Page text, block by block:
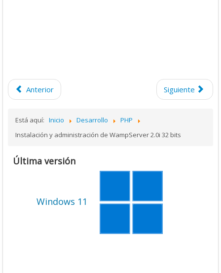
Anterior Siguiente
Está aquí: Inicio Desarrollo
PHP
Instalación y administración de WampServer 2.0i 32 bits
Última versión
Windows 11